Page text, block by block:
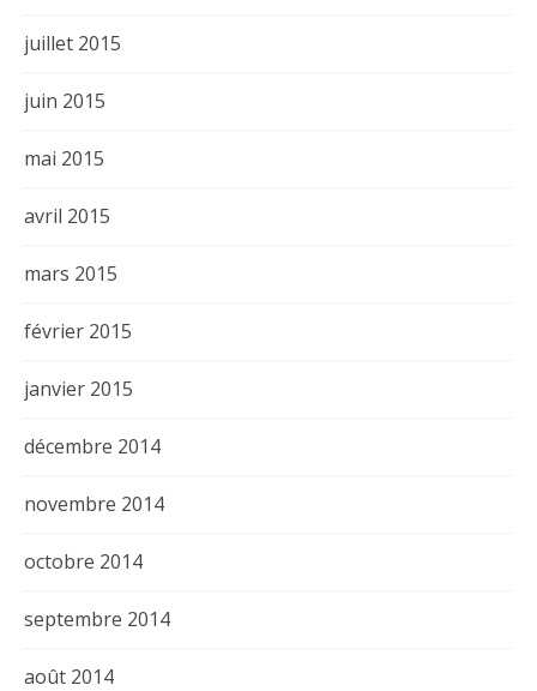
juillet 2015
juin 2015
mai 2015
avril 2015
mars 2015
février 2015
janvier 2015
décembre 2014
novembre 2014
octobre 2014
septembre 2014
août 2014